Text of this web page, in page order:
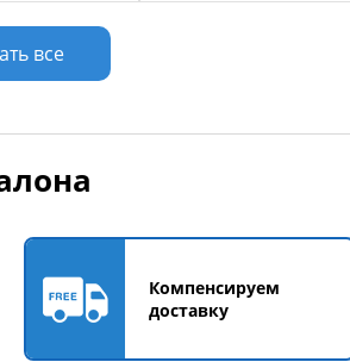
корзину
все
Компенсируем
доставку